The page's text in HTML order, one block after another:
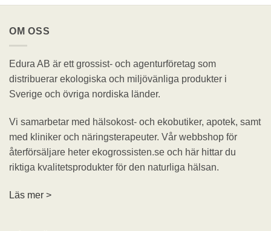
OM OSS
Edura AB är ett grossist- och agenturföretag som
distribuerar ekologiska och miljövänliga produkter i
Sverige och övriga nordiska länder.
Vi samarbetar med hälsokost- och ekobutiker, apotek, samt
med kliniker och näringsterapeuter. Vår webbshop för
återförsäljare heter ekogrossisten.se och här hittar du
riktiga kvalitetsprodukter för den naturliga hälsan.
Läs mer >